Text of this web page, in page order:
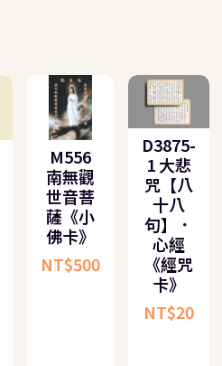
M556
南無觀
世音菩
薩《小
佛卡》
NT$500
D3875-
1 大悲
咒【八
十八
句】．
心經
《經咒
卡》
NT$20